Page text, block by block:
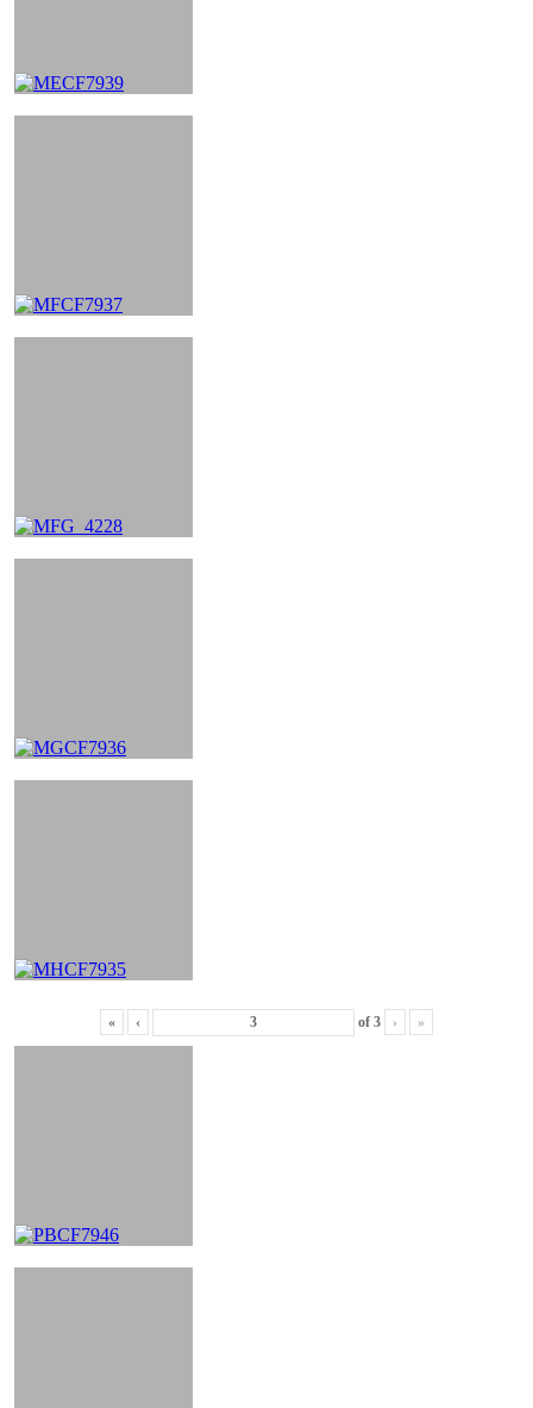
« ‹ of 3 › »